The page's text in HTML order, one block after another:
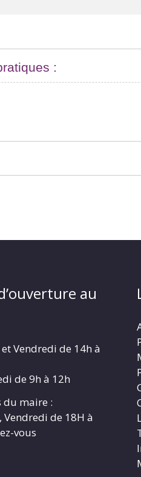
:
au
Vendredi de 14h à
de 9h à 12h
du maire :
de 18H à
vous